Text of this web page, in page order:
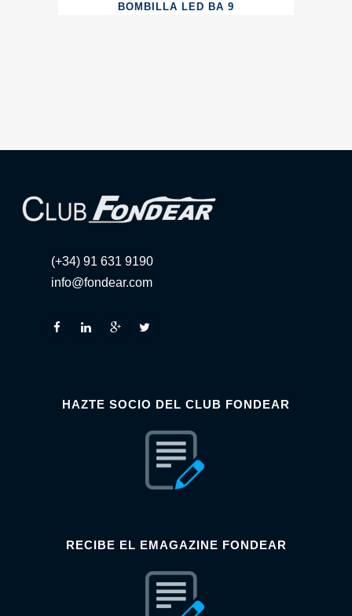
BOMBILLA LED BA 9
(+34) 91 631 9190
info@fondear.com
HAZTE SOCIO DEL CLUB FONDEAR
RECIBE EL EMAGAZINE FONDEAR